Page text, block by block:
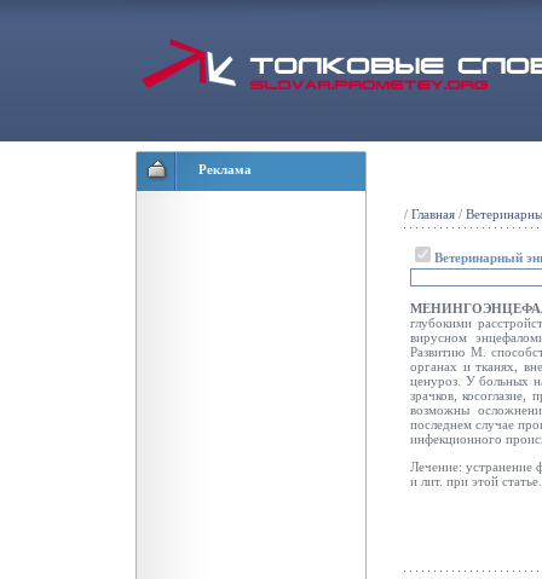
Реклама
/ Главная /
Ветеринарный
глубокими
вирусном
Развитию М.
органах и тканях,
ценуроз. У больных
зрачков, косоглазие,
возможны
последнем случае
инфекционного
Лечение:
и лит. при этой статье.